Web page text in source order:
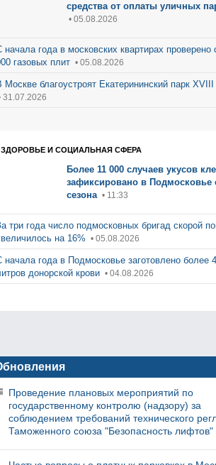
средства от оплаты уличных
• 05.08.2026
начала года в московских квартирах проверено
газовых плит • 05.08.2026
Москве благоустроят Екатерининский парк XVIII
31.07.2026
ЗДОРОВЬЕ И СОЦИАЛЬНАЯ СФЕРА
Более 11 000 случаев укусов
зафиксировано в Подмосковье
сезона • 11:33
три года число подмосковных бригад скорой
на 16% • 05.08.2026
начала года в Подмосковье заготовлено более
донорской крови • 04.08.2026
Проведение плановых мероприятий по
государственному контролю (надзору) за
соблюдением требований технического
Таможенного союза "Безопасность лифтов"